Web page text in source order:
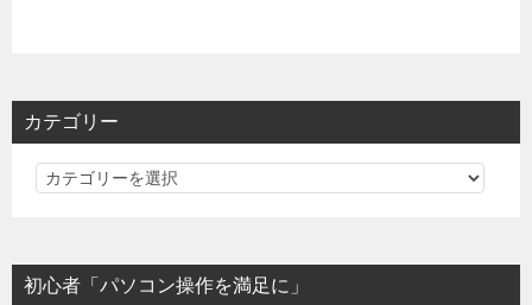
カテゴリー
カ
リ
ー
初心者「パソコン操作を満足に」